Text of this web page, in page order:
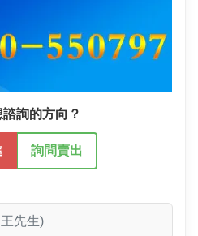
詢的方向？
詢問賣出